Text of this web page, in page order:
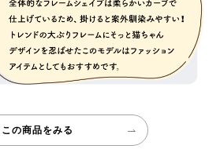
この商品をみる